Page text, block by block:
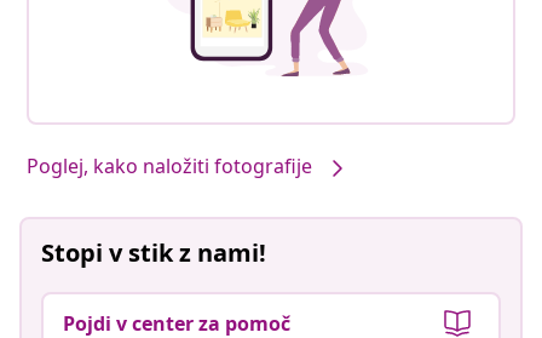
Poglej, kako naložiti fotografije
Stopi v stik z nami!
Pojdi v center za pomoč